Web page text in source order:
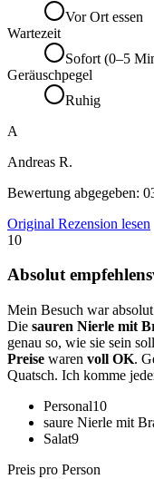
Vor Ort essen
Wartezeit
Sofort (0–5
Geräuschpegel
Ruhig
A
Andreas R.
Bewertung abgegeben:
Original Rezension lesen
10
Absolut
Mein Besuch war absolut
Die sauren Nierle mit
genau so, wie sie sein
Preise waren voll OK.
Quatsch. Ich komme
Personal10
saure Nierle mit
Salat9
Preis pro Person